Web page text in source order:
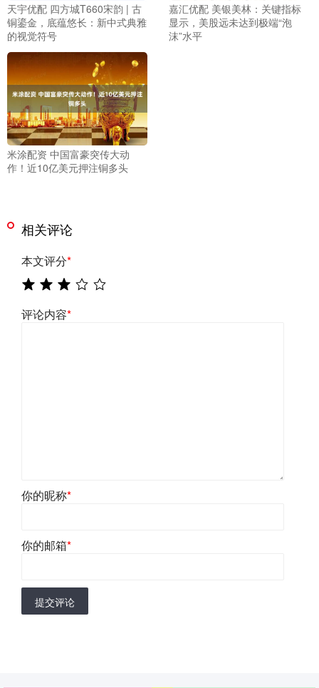
天宇优配 四方城T660宋韵 | 古
铜鎏金，底蕴悠长：新中式典雅
的视觉符号
嘉汇优配 美银美林：关键指标
显示，美股远未达到极端“泡
沫”水平
米涂配资 中国富豪突传大动
作！近10亿美元押注铜多头
相关评论
本文评分*
评论内容*
你的昵称*
你的邮箱*
提交评论